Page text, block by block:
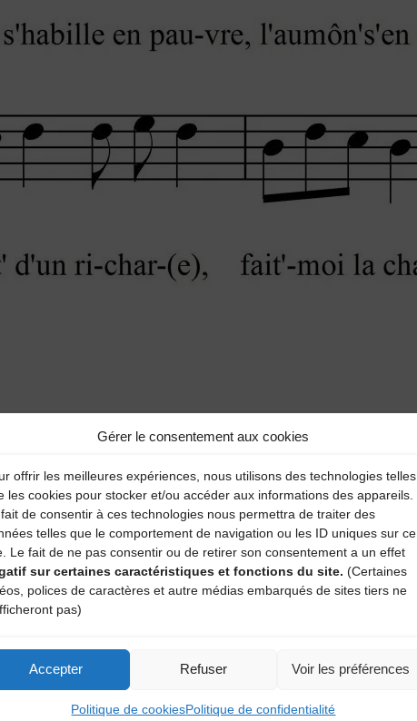
Gérer le consentement aux cookies
offrir les meilleures expériences, nous utilisons des technologies telles
les cookies pour stocker et/ou accéder aux informations des appareils.
de consentir à ces technologies nous permettra de traiter des
telles que le comportement de navigation ou les ID uniques sur ce
Le fait de ne pas consentir ou de retirer son consentement a un effet
sur certaines caractéristiques et fonctions du site. (Certaines
polices de caractères et autre médias embarqués de sites tiers ne
pas)
Accepter Refuser Voir les préférences
Politique de cookiesPolitique de confidentialité
sont indiqués avec*